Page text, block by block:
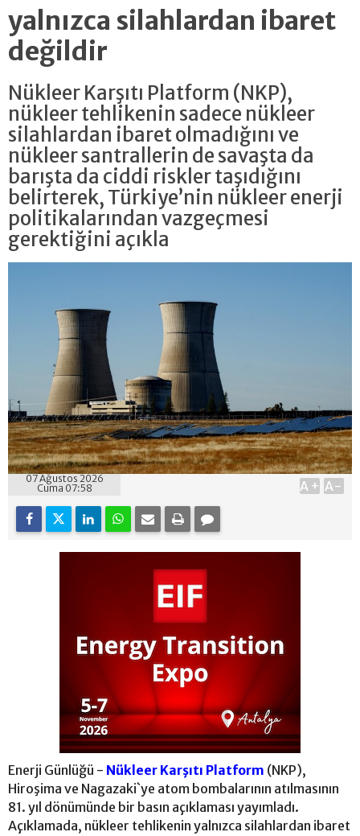
yalnızca silahlardan ibaret
değildir
Nükleer Karşıtı Platform (NKP),
nükleer tehlikenin sadece nükleer
silahlardan ibaret olmadığını ve
nükleer santrallerin de savaşta da
barışta da ciddi riskler taşıdığını
belirterek, Türkiye’nin nükleer enerji
politikalarından vazgeçmesi
gerektiğini açıkla
07 Ağustos 2026
Cuma 07:58
A+ A-
Enerji Günlüğü - Nükleer Karşıtı Platform (NKP),
Hiroşima ve Nagazaki`ye atom bombalarının atılmasının
81. yıl dönümünde bir basın açıklaması yayımladı.
Açıklamada, nükleer tehlikenin yalnızca silahlardan ibaret